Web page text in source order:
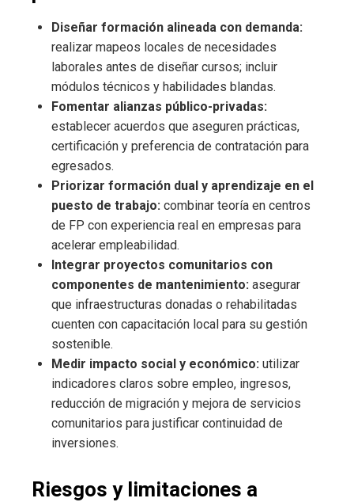
Diseñar formación alineada con demanda:
realizar mapeos locales de necesidades
laborales antes de diseñar cursos; incluir
módulos técnicos y habilidades blandas.
Fomentar alianzas público-privadas:
establecer acuerdos que aseguren prácticas,
certificación y preferencia de contratación para
egresados.
Priorizar formación dual y aprendizaje en el
puesto de trabajo: combinar teoría en centros
de FP con experiencia real en empresas para
acelerar empleabilidad.
Integrar proyectos comunitarios con
componentes de mantenimiento: asegurar
que infraestructuras donadas o rehabilitadas
cuenten con capacitación local para su gestión
sostenible.
Medir impacto social y económico: utilizar
indicadores claros sobre empleo, ingresos,
reducción de migración y mejora de servicios
comunitarios para justificar continuidad de
inversiones.
Riesgos y limitaciones a